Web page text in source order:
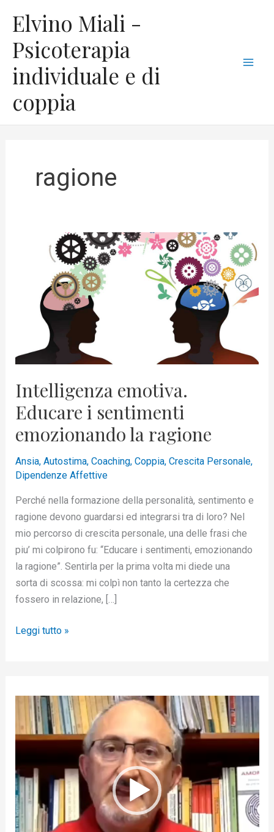
contenuto
Elvino Miali -
Psicoterapia
individuale e di
coppia
ragione
Intelligenza emotiva.
Educare i sentimenti
emozionando la ragione
Ansia, Autostima, Coaching, Coppia, Crescita Personale,
Dipendenze Affettive
Perché nella formazione della personalità, sentimento e
ragione devono guardarsi ed integrarsi tra di loro? Nel
mio percorso di crescita personale, una delle frasi che
piu’ mi colpirono fu: “Educare i sentimenti, emozionando
la ragione”. Sentirla per la prima volta mi diede una
sorta di scossa: mi colpì non tanto la certezza che
fossero in relazione, […]
Intelligenza
emotiva.
sentimenti
emozionando
ragione
Leggi tutto »
d
o
P
l
a
t
e
g
o
r